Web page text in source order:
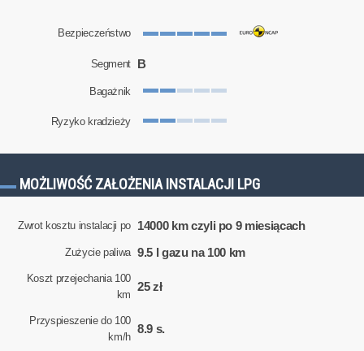
Bezpieczeństwo
Segment B
Bagażnik
Ryzyko kradzieży
MOŻLIWOŚĆ ZAŁOŻENIA INSTALACJI LPG
Zwrot kosztu instalacji po 14000 km czyli po 9 miesiącach
Zużycie paliwa 9.5 l gazu na 100 km
Koszt przejechania 100
km
25 zł
Przyspieszenie do 100
km/h
8.9 s.